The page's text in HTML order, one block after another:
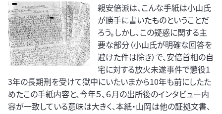
親安倍派は、こんな手紙は小山氏
が勝手に書いたものということだ
ろう。しかし、この疑惑に関する主
要な部分（小山氏が明確な回答を
避けた件は除き）で、安倍首相の自
宅に対する放火未遂事件で懲役1
3年の長期刑を受けて獄中にいたいまから10年も前にしたた
めたこの手紙内容と、今年５、６月の出所後のインタビュー内
容が一致している意味は大きく、本紙・山岡は他の証拠文書、